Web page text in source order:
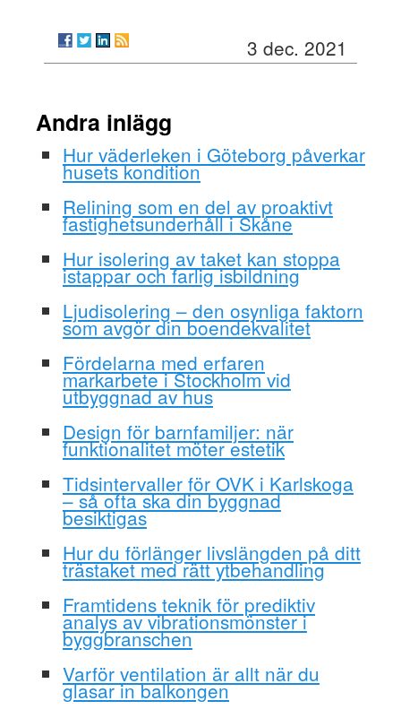
3 dec. 2021
Andra inlägg
Hur väderleken i Göteborg påverkar
husets kondition
Relining som en del av proaktivt
fastighetsunderhåll i Skåne
Hur isolering av taket kan stoppa
istappar och farlig isbildning
Ljudisolering – den osynliga faktorn
som avgör din boendekvalitet
Fördelarna med erfaren
markarbete i Stockholm vid
utbyggnad av hus
Design för barnfamiljer: när
funktionalitet möter estetik
Tidsintervaller för OVK i Karlskoga
– så ofta ska din byggnad
besiktigas
Hur du förlänger livslängden på ditt
trästaket med rätt ytbehandling
Framtidens teknik för prediktiv
analys av vibrationsmönster i
byggbranschen
Varför ventilation är allt när du
glasar in balkongen